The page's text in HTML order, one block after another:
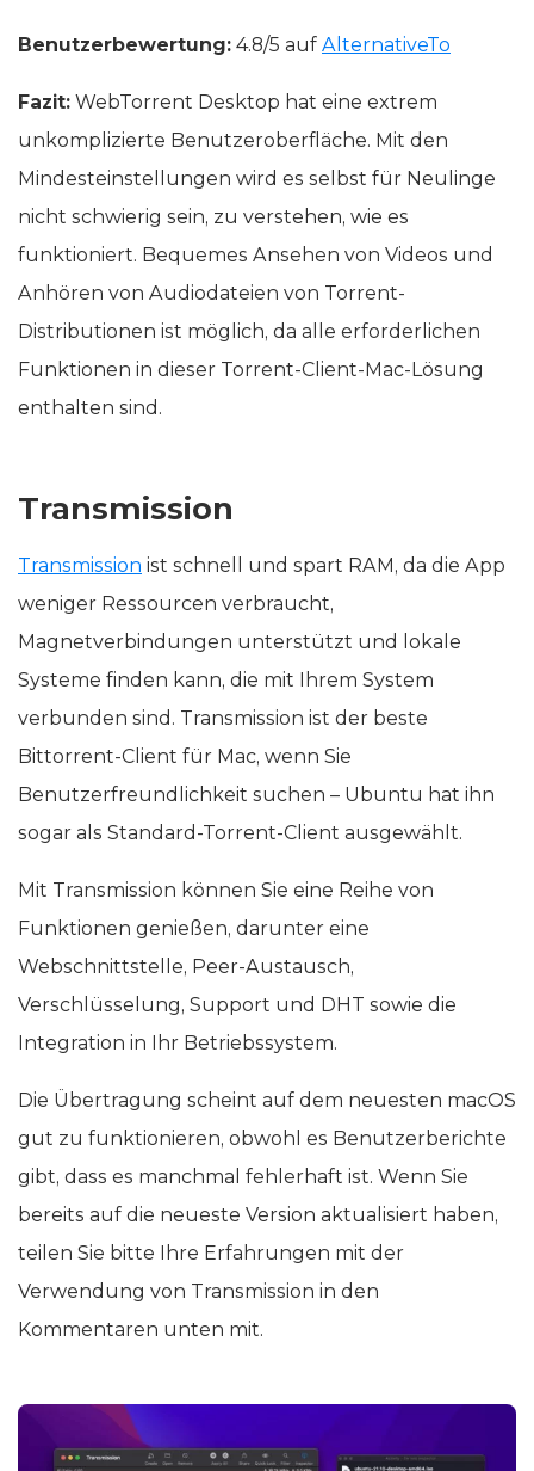
Benutzerbewertung: 4.8/5 auf AlternativeTo
Fazit: WebTorrent Desktop hat eine extrem
unkomplizierte Benutzeroberfläche. Mit den
Mindesteinstellungen wird es selbst für Neulinge
nicht schwierig sein, zu verstehen, wie es
funktioniert. Bequemes Ansehen von Videos und
Anhören von Audiodateien von Torrent-
Distributionen ist möglich, da alle erforderlichen
Funktionen in dieser Torrent-Client-Mac-Lösung
enthalten sind.
Transmission
Transmission ist schnell und spart RAM, da die App
weniger Ressourcen verbraucht,
Magnetverbindungen unterstützt und lokale
Systeme finden kann, die mit Ihrem System
verbunden sind. Transmission ist der beste
Bittorrent-Client für Mac, wenn Sie
Benutzerfreundlichkeit suchen – Ubuntu hat ihn
sogar als Standard-Torrent-Client ausgewählt.
Mit Transmission können Sie eine Reihe von
Funktionen genießen, darunter eine
Webschnittstelle, Peer-Austausch,
Verschlüsselung, Support und DHT sowie die
Integration in Ihr Betriebssystem.
Die Übertragung scheint auf dem neuesten macOS
gut zu funktionieren, obwohl es Benutzerberichte
gibt, dass es manchmal fehlerhaft ist. Wenn Sie
bereits auf die neueste Version aktualisiert haben,
teilen Sie bitte Ihre Erfahrungen mit der
Verwendung von Transmission in den
Kommentaren unten mit.